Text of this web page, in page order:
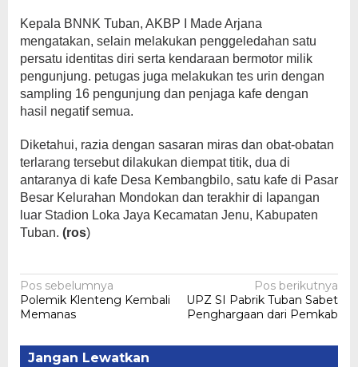
Kepala BNNK Tuban, AKBP I Made Arjana
mengatakan, selain melakukan penggeledahan satu
persatu identitas diri serta kendaraan bermotor milik
pengunjung. petugas juga melakukan tes urin dengan
sampling 16 pengunjung dan penjaga kafe dengan
hasil negatif semua.
Diketahui, razia dengan sasaran miras dan obat-obatan
terlarang tersebut dilakukan diempat titik, dua di
antaranya di kafe Desa Kembangbilo, satu kafe di Pasar
Besar Kelurahan Mondokan dan terakhir di lapangan
luar Stadion Loka Jaya Kecamatan Jenu, Kabupaten
Tuban. (ros)
Navigasi
pos
Pos sebelumnya
Polemik Klenteng Kembali
Memanas
Pos berikutnya
UPZ SI Pabrik Tuban Sabet
Penghargaan dari Pemkab
Jangan Lewatkan